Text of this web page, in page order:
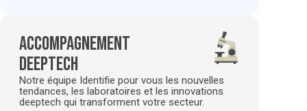
Accompagnement
deeptech
Notre équipe Identifie pour vous les nouvelles
tendances, les laboratoires et les innovations
deeptech qui transforment votre secteur.